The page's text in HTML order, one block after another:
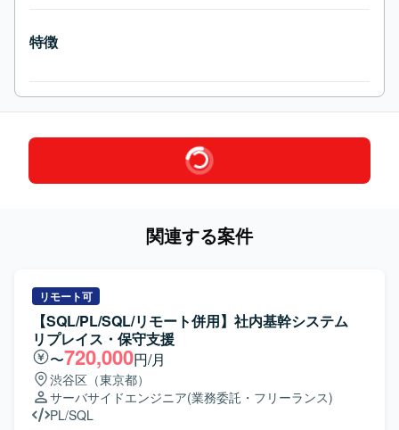
特徴
関連する案件
リモート可
【SQL/PL/SQL/リモート併用】社内基幹システム
リプレイス・保守支援
〜720,000円/月
渋谷区（東京都）
サーバサイドエンジニア(業務委託・フリーランス)
PL/SQL